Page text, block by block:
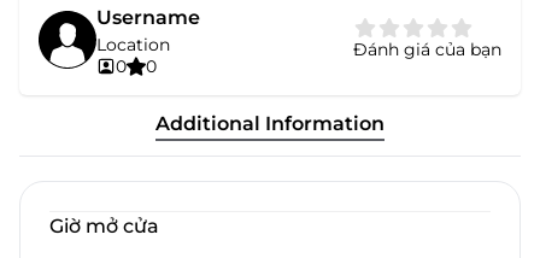
Username
Location
0
0
Đánh giá của bạn
Additional Information
Giờ mở cửa